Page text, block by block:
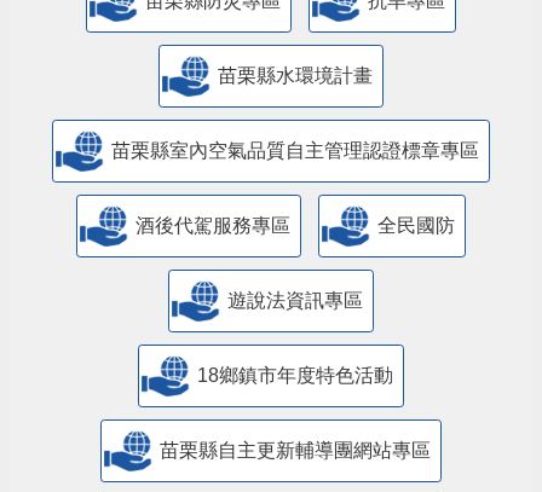
苗栗縣水環境計畫
苗栗縣室內空氣品質自主管理認證標章專區
酒後代駕服務專區 全民國防
遊說法資訊專區
18鄉鎮市年度特色活動
苗栗縣自主更新輔導團網站專區